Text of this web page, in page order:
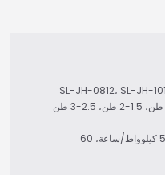
الطاقة الإجمالية: 40 كيلوواط/ساعة، 55 كيلوواط/ساعة، 60